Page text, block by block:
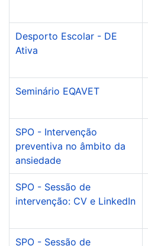
Desporto Escolar - DE
Ativa
Seminário EQAVET
SPO - Intervenção
preventiva no âmbito da
ansiedade
SPO - Sessão de
intervenção: CV e LinkedIn
SPO - Sessão de